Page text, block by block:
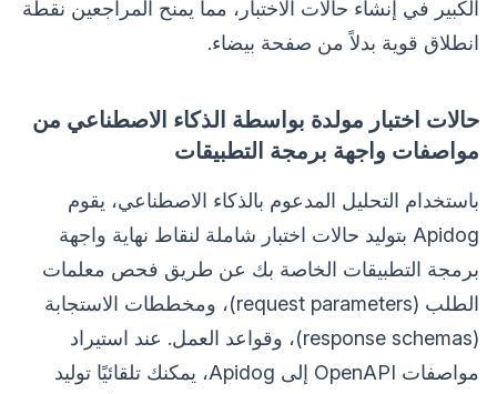
الكبير في إنشاء حالات الاختبار، مما يمنح المراجعين نقطة
انطلاق قوية بدلاً من صفحة بيضاء.
حالات اختبار مولدة بواسطة الذكاء الاصطناعي من
مواصفات واجهة برمجة التطبيقات
باستخدام التحليل المدعوم بالذكاء الاصطناعي، يقوم
Apidog بتوليد حالات اختبار شاملة لنقاط نهاية واجهة
برمجة التطبيقات الخاصة بك عن طريق فحص معلمات
الطلب (request parameters)، ومخططات الاستجابة
(response schemas)، وقواعد العمل. عند استيراد
مواصفات OpenAPI إلى Apidog، يمكنك تلقائيًا توليد